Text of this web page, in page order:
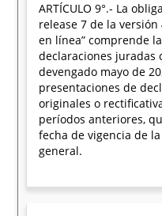
ARTÍCULO 9°.- La
release 7 de la
en línea” comprende
declaraciones juradas
devengado mayo de
presentaciones de
originales o
períodos anteriores,
fecha de vigencia de
general.